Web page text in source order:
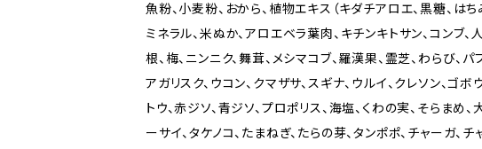
魚粉、小麦粉、おから、植物エキス（キダチアロエ、黒糖、はち
ミネラル、米ぬか、アロエベラ葉肉、キチンキトサン、コンブ、
根、梅、ニンニク、舞茸、メシマコブ、羅漢果、霊芝、わらび、パ
アガリスク、ウコン、クマザサ、スギナ、ウルイ、クレソン、ゴボ
トウ、赤ジソ、青ジソ、プロポリス、海塩、くわの実、そらまめ、
ーサイ、タケノコ、たまねぎ、たらの芽、タンポポ、チャーガ、チ